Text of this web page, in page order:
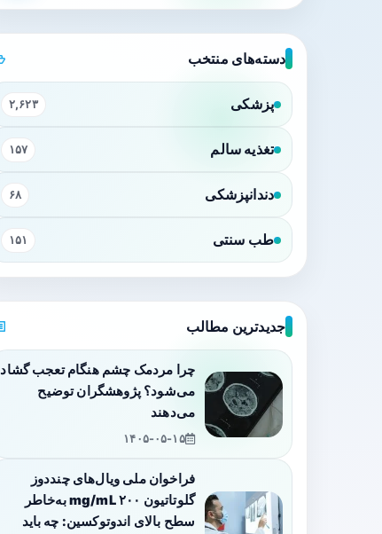
دسته‌های منتخب
پزشکی ۲,۶۲۳
تغذیه سالم ۱۵۷
دندانپزشکی ۶۸
طب سنتی ۱۵۱
جدیدترین مطالب
چرا مردمک چشم هنگام تعجب گشاد
می‌شود؟ پژوهشگران توضیح
می‌دهند
۱۴۰۵-۰۵-۱۵
فراخوان ملی ویال‌های چنددوز
گلوتاتیون ۲۰۰ mg/mL به‌خاطر
سطح بالای اندوتوکسین: چه باید